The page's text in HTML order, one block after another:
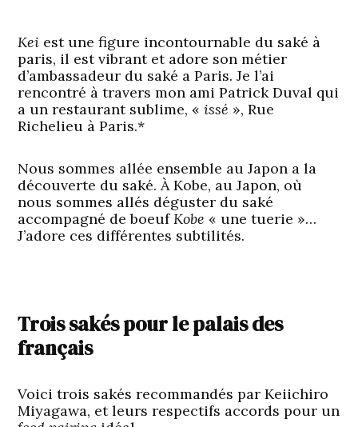
Kei est une figure incontournable du saké à
paris, il est vibrant et adore son métier
d’ambassadeur du saké a Paris. Je l’ai
rencontré à travers mon ami Patrick Duval qui
a un restaurant sublime, «issé », Rue
Richelieu à Paris.*
Nous sommes allée ensemble au Japon a la
découverte du saké. À Kobe, au Japon, où
nous sommes allés déguster du saké
accompagné de boeufKobe « une tuerie »…
J’adore ces différentes subtilités.
Trois sakés pour le palais des
français
Voici trois sakés recommandés par Keiichiro
Miyagawa, et leurs respectifs accords pour un